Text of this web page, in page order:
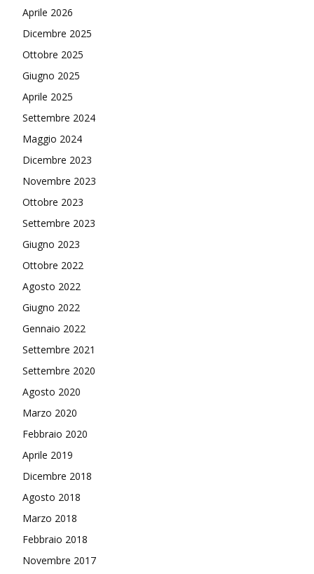
Aprile 2026
Dicembre 2025
Ottobre 2025
Giugno 2025
Aprile 2025
Settembre 2024
Maggio 2024
Dicembre 2023
Novembre 2023
Ottobre 2023
Settembre 2023
Giugno 2023
Ottobre 2022
Agosto 2022
Giugno 2022
Gennaio 2022
Settembre 2021
Settembre 2020
Agosto 2020
Marzo 2020
Febbraio 2020
Aprile 2019
Dicembre 2018
Agosto 2018
Marzo 2018
Febbraio 2018
Novembre 2017